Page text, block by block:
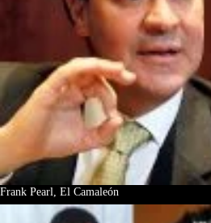
Frank Pearl, El Camaleón